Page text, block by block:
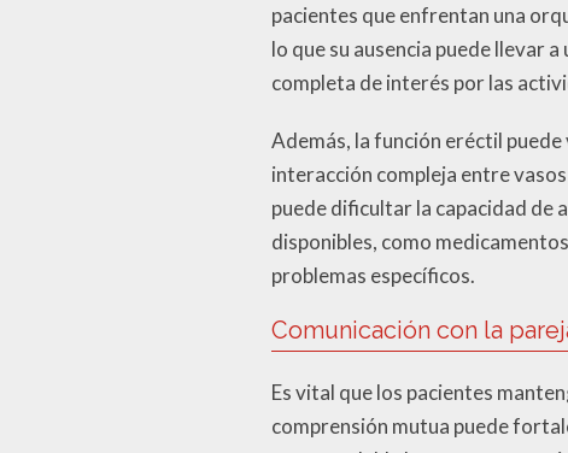
pacientes que enfrentan una
lo que su ausencia puede llevar
completa de interés por las
Además, la función eréctil
interacción compleja entre
puede dificultar la capacidad
disponibles, como
problemas específicos.
Comunicación con la
Es vital que los pacientes
comprensión mutua puede